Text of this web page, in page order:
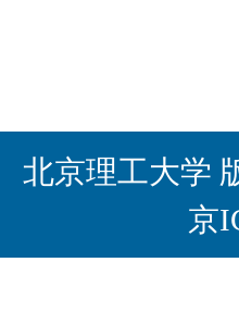
北京理工大学
京